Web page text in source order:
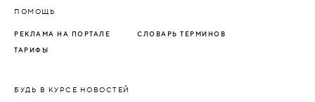
ПОМОЩЬ
РЕКЛАМА НА ПОРТАЛЕ СЛОВАРЬ ТЕРМИНОВ
ТАРИФЫ
БУДЬ В КУРСЕ НОВОСТЕЙ